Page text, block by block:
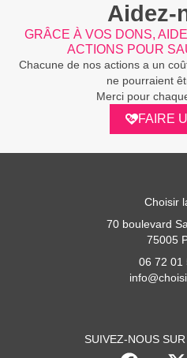
Aidez-
GRÂCE À VOS DONS,
ACTIONS POUR
Chacune de nos actions a un
ne pourraient
Merci pour
FAIRE
Choisir
70 boulevard
75005
06 72 01
SUIVEZ-NOUS